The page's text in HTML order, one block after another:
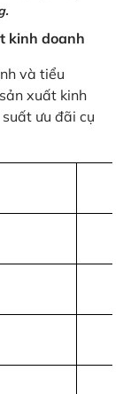
kinh doanh
và tiểu
xuất kinh
ưu đãi cụ